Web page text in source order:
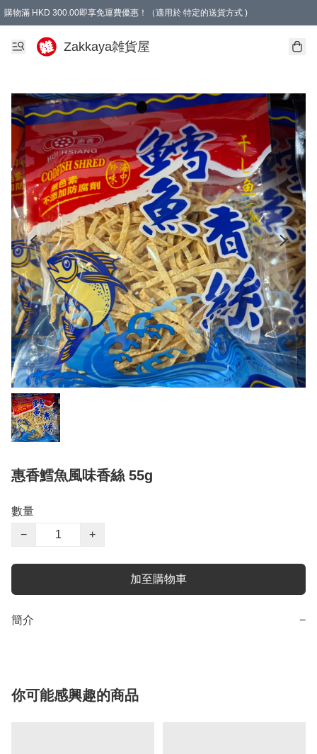
購物滿 HKD 300.00即享免運費優惠！（適用於 特定的送貨方式 )
Zakkaya雑貨屋
惠香鱈魚風味香絲 55g
數量
−
+
加至購物車
簡介 −
你可能感興趣的商品